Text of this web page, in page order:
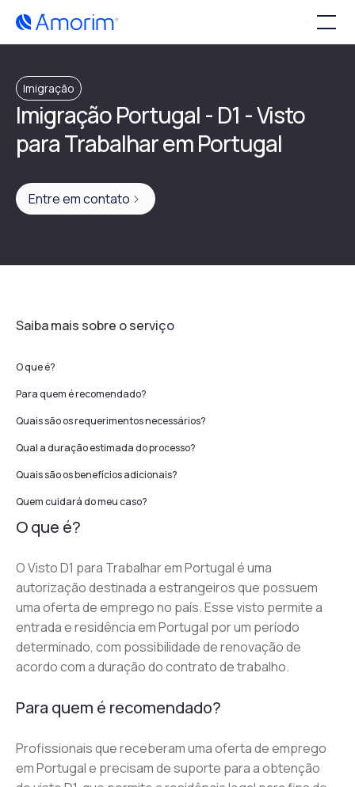
Imigração
Imigração Portugal - D1 - Visto
para Trabalhar em Portugal
Entre em contato
Saiba mais sobre o serviço
O que é?
Para quem é recomendado?
Quais são os requerimentos necessários?
Qual a duração estimada do processo?
Quais são os benefícios adicionais?
Quem cuidará do meu caso?
O que é?
O Visto D1 para Trabalhar em Portugal é uma
autorização destinada a estrangeiros que possuem
uma oferta de emprego no país. Esse visto permite a
entrada e residência em Portugal por um período
determinado, com possibilidade de renovação de
acordo com a duração do contrato de trabalho.
Para quem é recomendado?
Profissionais que receberam uma oferta de emprego
em Portugal e precisam de suporte para a obtenção